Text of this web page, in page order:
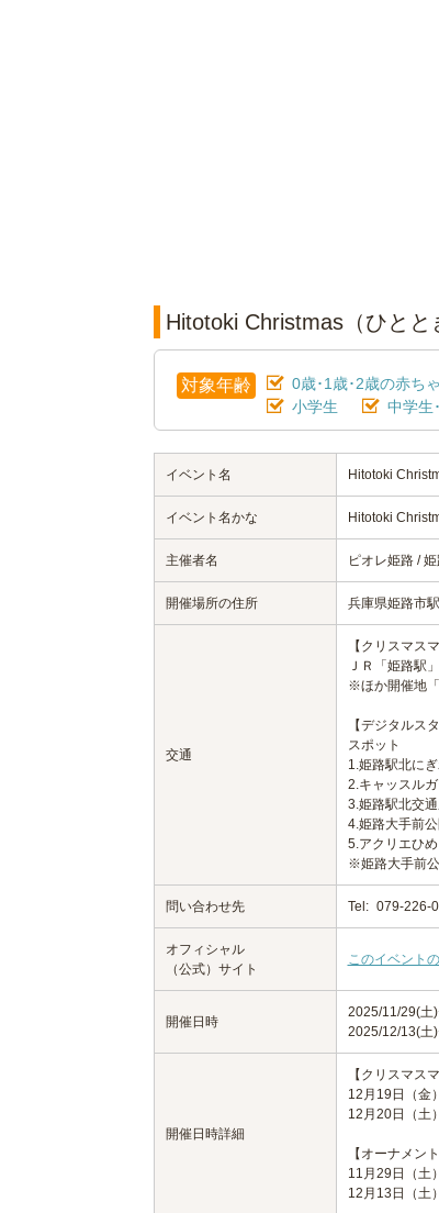
Hitotoki Christmas（ひと
対象年齢 0歳･1歳･2歳の赤ち
小学生
中学生
イベント名 Hitotoki
イベント名かな Hitotoki
主催者名 ピオレ姫路 /
開催場所の住所 兵庫県姫路市
交通
【クリスマス
ＪＲ「姫路駅
※ほか開催地
【デジタルス
スポット
1.姫路駅北に
2.キャッスル
3.姫路駅北交
4.姫路大手前公
5.アクリエひめ
※姫路大手前
問い合わせ先 Tel: 079-226-
オフィシャル
（公式）サイト
このイベント
開催日時
2025/11/29(土
2025/12/13(土
開催日時詳細
【クリスマス
12月19日（金
12月20日（土
【オーナメン
11月29日（土
12月13日（土